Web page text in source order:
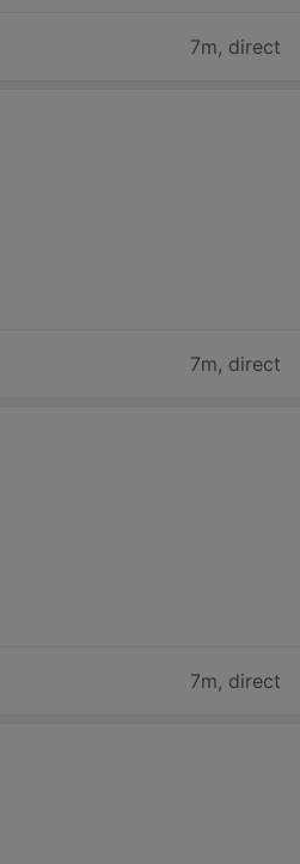
7m, direct
7m, direct
7m, direct